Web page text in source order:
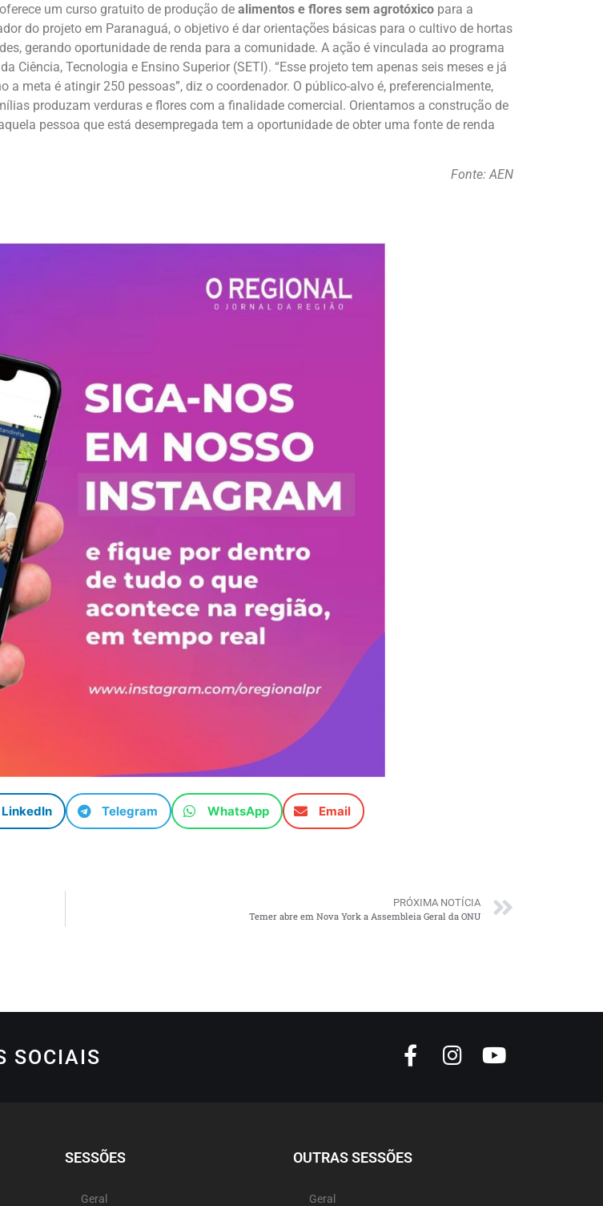
um curso gratuito de produção de alimentos e flores sem agrotóxico para a
do projeto em Paranaguá, o objetivo é dar orientações básicas para o cultivo de hortas
gerando oportunidade de renda para a comunidade. A ação é vinculada ao programa
Ciência, Tecnologia e Ensino Superior (SETI). “Esse projeto tem apenas seis meses e já
meta é atingir 250 pessoas”, diz o coordenador. O público-alvo é, preferencialmente,
produzam verduras e flores com a finalidade comercial. Orientamos a construção de
pessoa que está desempregada tem a oportunidade de obter uma fonte de renda
Fonte: AEN
LinkedIn Telegram WhatsApp Email
PRÓXIMA NOTÍCIA
Temer abre em Nova York a Assembleia Geral da ONU
SOCIAIS
SESSÕES
Geral
OUTRAS SESSÕES
Geral